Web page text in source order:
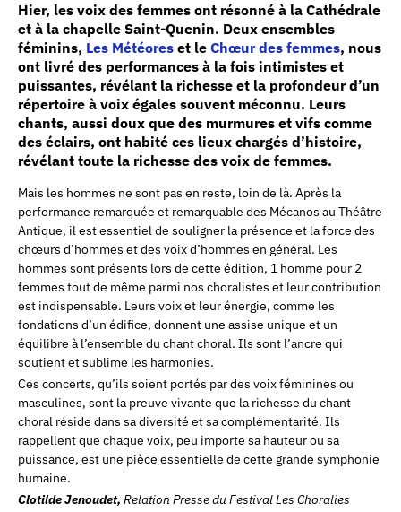
Hier, les voix des femmes ont résonné à la Cathédrale
et à la chapelle Saint-Quenin. Deux ensembles
féminins, Les Météores et le Chœur des femmes, nous
ont livré des performances à la fois intimistes et
puissantes, révélant la richesse et la profondeur d’un
répertoire à voix égales souvent méconnu. Leurs
chants, aussi doux que des murmures et vifs comme
des éclairs, ont habité ces lieux chargés d’histoire,
révélant toute la richesse des voix de femmes.
Mais les hommes ne sont pas en reste, loin de là. Après la
performance remarquée et remarquable des Mécanos au Théâtre
Antique, il est essentiel de souligner la présence et la force des
chœurs d’hommes et des voix d’hommes en général. Les
hommes sont présents lors de cette édition, 1 homme pour 2
femmes tout de même parmi nos choralistes et leur contribution
est indispensable. Leurs voix et leur énergie, comme les
fondations d’un édifice, donnent une assise unique et un
équilibre à l’ensemble du chant choral. Ils sont l’ancre qui
soutient et sublime les harmonies.
Ces concerts, qu’ils soient portés par des voix féminines ou
masculines, sont la preuve vivante que la richesse du chant
choral réside dans sa diversité et sa complémentarité. Ils
rappellent que chaque voix, peu importe sa hauteur ou sa
puissance, est une pièce essentielle de cette grande symphonie
humaine.
Clotilde Jenoudet, Relation Presse du Festival Les Choralies